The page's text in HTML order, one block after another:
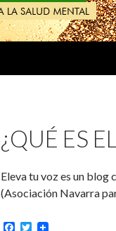
¿QUÉ ES
Eleva tu voz es un blog
(Asociación Navarra
F
T